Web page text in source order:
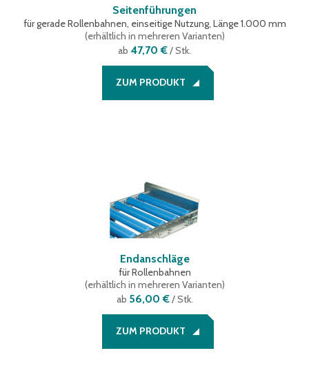
Seitenführungen
für gerade Rollenbahnen, einseitige Nutzung, Länge 1.000 mm
(erhältlich in mehreren Varianten)
ab 47,70 €/ Stk.
ZUM PRODUKT
Endanschläge
für Rollenbahnen
(erhältlich in mehreren Varianten)
ab 56,00 €/ Stk.
ZUM PRODUKT